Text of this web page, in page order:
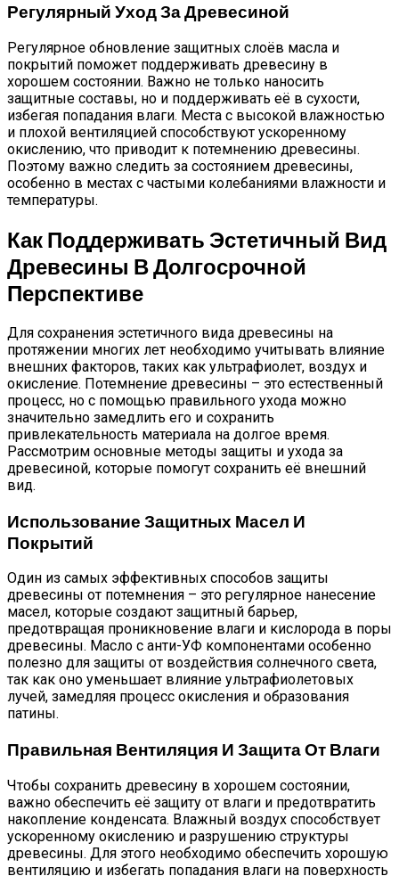
Регулярный Уход За Древесиной
Регулярное обновление защитных слоёв масла и
покрытий поможет поддерживать древесину в
хорошем состоянии. Важно не только наносить
защитные составы, но и поддерживать её в сухости,
избегая попадания влаги. Места с высокой влажностью
и плохой вентиляцией способствуют ускоренному
окислению, что приводит к потемнению древесины.
Поэтому важно следить за состоянием древесины,
особенно в местах с частыми колебаниями влажности и
температуры.
Как Поддерживать Эстетичный Вид
Древесины В Долгосрочной
Перспективе
Для сохранения эстетичного вида древесины на
протяжении многих лет необходимо учитывать влияние
внешних факторов, таких как ультрафиолет, воздух и
окисление. Потемнение древесины – это естественный
процесс, но с помощью правильного ухода можно
значительно замедлить его и сохранить
привлекательность материала на долгое время.
Рассмотрим основные методы защиты и ухода за
древесиной, которые помогут сохранить её внешний
вид.
Использование Защитных Масел И
Покрытий
Один из самых эффективных способов защиты
древесины от потемнения – это регулярное нанесение
масел, которые создают защитный барьер,
предотвращая проникновение влаги и кислорода в поры
древесины. Масло с анти-УФ компонентами особенно
полезно для защиты от воздействия солнечного света,
так как оно уменьшает влияние ультрафиолетовых
лучей, замедляя процесс окисления и образования
патины.
Правильная Вентиляция И Защита От Влаги
Чтобы сохранить древесину в хорошем состоянии,
важно обеспечить её защиту от влаги и предотвратить
накопление конденсата. Влажный воздух способствует
ускоренному окислению и разрушению структуры
древесины. Для этого необходимо обеспечить хорошую
вентиляцию и избегать попадания влаги на поверхность